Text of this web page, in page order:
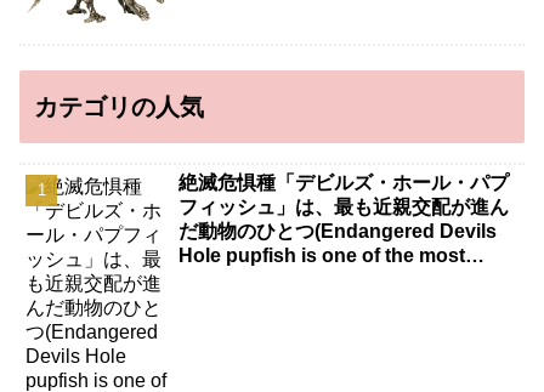
カテゴリの人気
絶滅危惧種「デビルズ・ホール・パプ
フィッシュ」は、最も近親交配が進ん
だ動物のひとつ(Endangered Devils
Hole pupfish is one of the most